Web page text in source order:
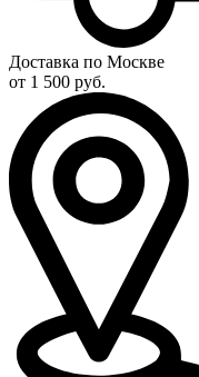
Доставка по Москве
от 1 500 руб.